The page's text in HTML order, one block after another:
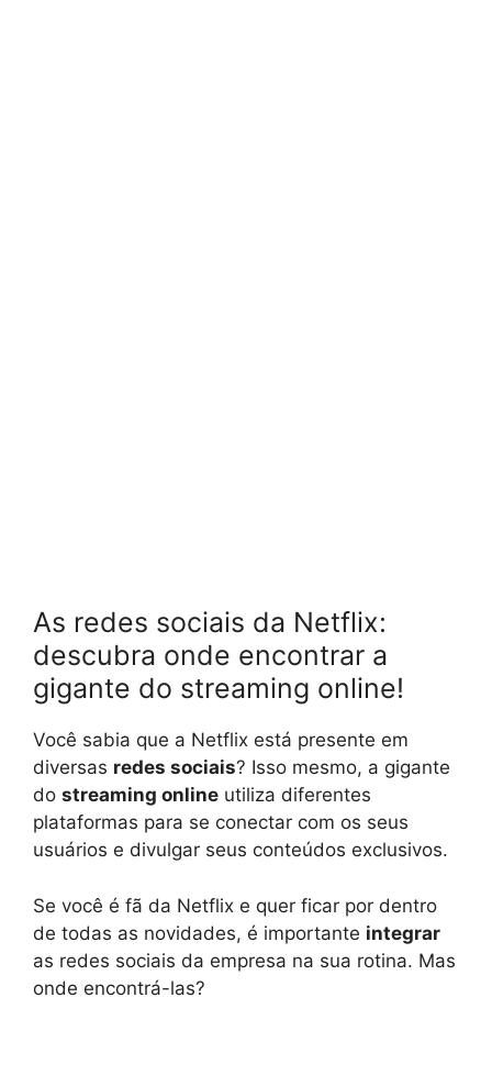
As redes sociais da Netflix:
descubra onde encontrar a
gigante do streaming online!
Você sabia que a Netflix está presente em
diversas redes sociais? Isso mesmo, a gigante
do streaming online utiliza diferentes
plataformas para se conectar com os seus
usuários e divulgar seus conteúdos exclusivos.
Se você é fã da Netflix e quer ficar por dentro
de todas as novidades, é importante integrar
as redes sociais da empresa na sua rotina. Mas
onde encontrá-las?